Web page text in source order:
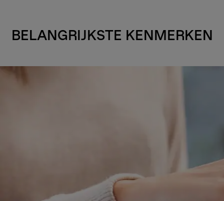
BELANGRIJKSTE KENMERKEN